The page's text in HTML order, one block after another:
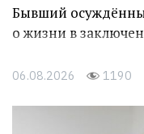
Бывший
о жизни в
06.08.2026 1190